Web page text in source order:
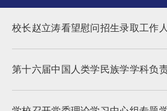
校长赵立涛看望慰问招生录取工作
第十六届中国人类学民族学学科负